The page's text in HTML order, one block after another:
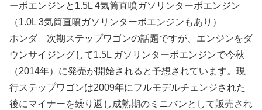
ーボエンジンと1.5L 4気筒直噴ガソリンターボエンジン
（1.0L 3気筒直噴ガソリンターボエンジンもあり）
ホンダ 次期ステップワゴンの話題ですが、エンジンをダ
ウンサイジングして1.5L ガソリンターボエンジンで今秋
（2014年）に発売が開始されると予想されています。現
行ステップワゴンは2009年にフルモデルチェンジされた
後にマイナーを繰り返し成熟期のミニバンとして販売され